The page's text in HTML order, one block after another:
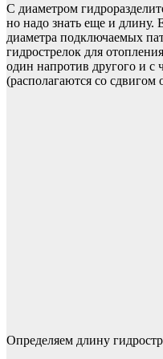
С диаметром
но надо знать еще и длину.
диаметра подключаемых
гидрострелок для
один напротив другого и
(располагаются со сдвигом
Определяем длину